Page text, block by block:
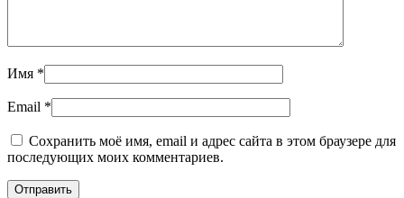
Имя *
Email *
Сохранить моё имя, email и адрес сайта в этом браузере для
последующих моих комментариев.